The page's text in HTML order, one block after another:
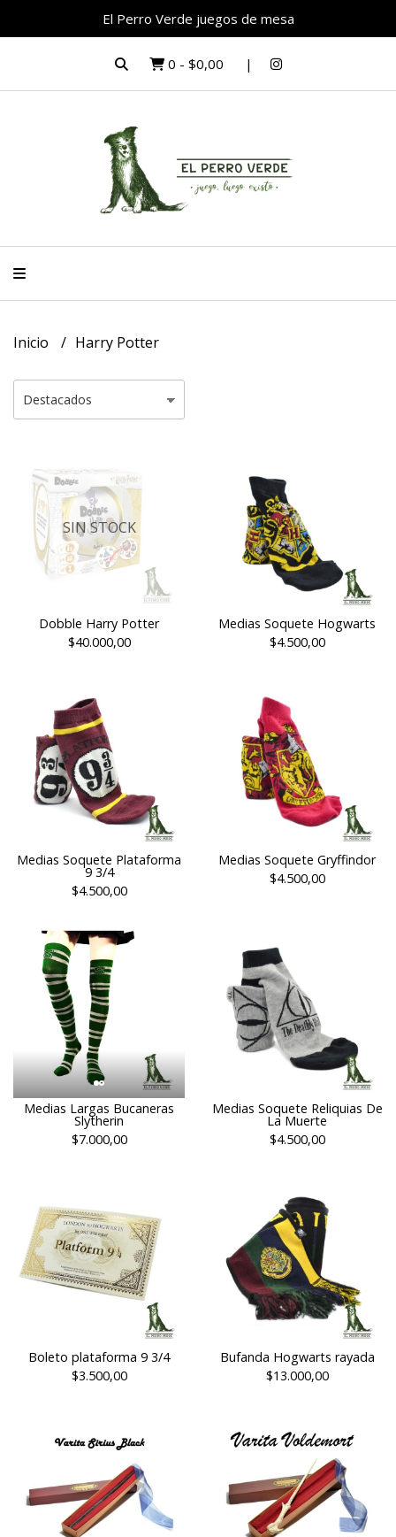
El Perro Verde juegos de mesa
0 - $0,00
Inicio Harry Potter
SIN STOCK
Dobble Harry Potter
$40.000,00
Medias Soquete Hogwarts
$4.500,00
Medias Soquete Plataforma
9 3/4
$4.500,00
Medias Soquete Gryffindor
$4.500,00
Medias Largas Bucaneras
Slytherin
$7.000,00
Medias Soquete Reliquias De
La Muerte
$4.500,00
Boleto plataforma 9 3/4
$3.500,00
Bufanda Hogwarts rayada
$13.000,00